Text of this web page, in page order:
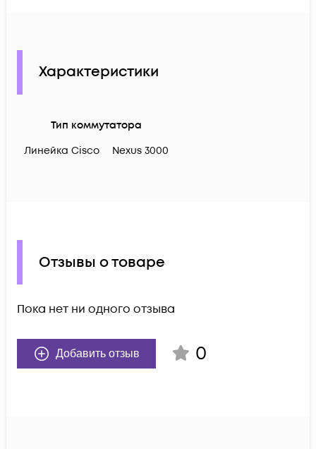
Характеристики
Тип коммутатора
Линейка Cisco
Nexus 3000
Отзывы о товаре
Пока нет ни одного отзыва
Добавить отзыв 0